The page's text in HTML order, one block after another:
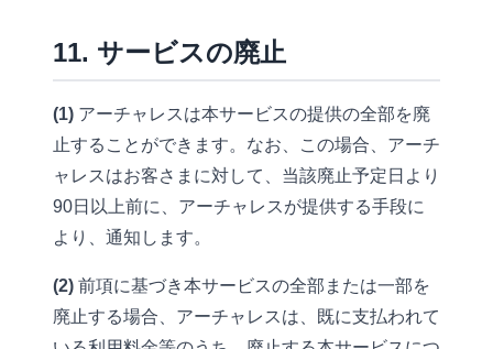
11. サービスの廃止
(1) アーチャレスは本サービスの提供の全部を廃
止することができます。なお、この場合、アーチ
ャレスはお客さまに対して、当該廃止予定日より
90日以上前に、アーチャレスが提供する手段に
より、通知します。
(2) 前項に基づき本サービスの全部または一部を
廃止する場合、アーチャレスは、既に支払われて